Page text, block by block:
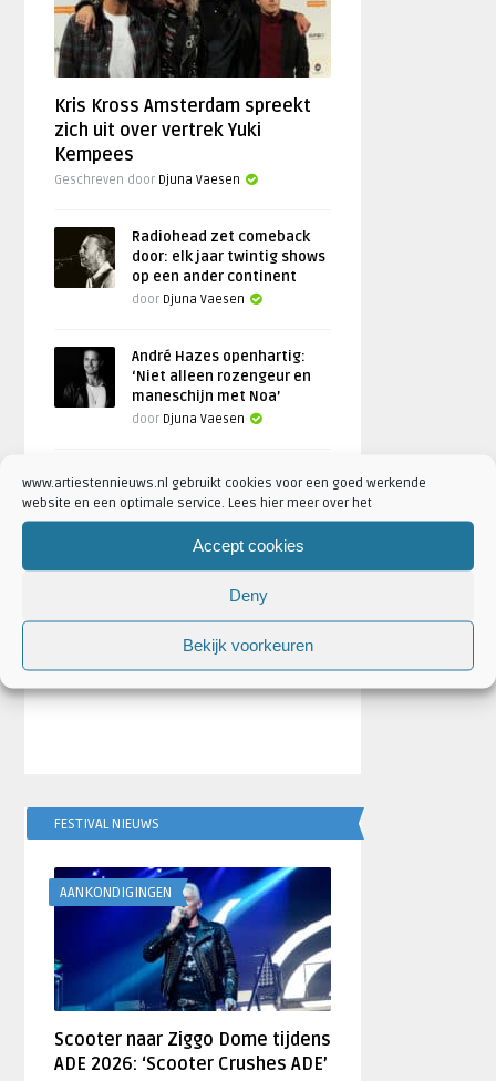
www.artiestennieuws.nl gebruikt cookies voor een goed werkende
website en een optimale service. Lees hier meer over het
Accept cookies
Deny
Bekijk voorkeuren
Kris Kross Amsterdam spreekt
zich uit over vertrek Yuki
Kempees
Geschreven door Djuna Vaesen
Radiohead zet comeback
door: elk jaar twintig shows
op een ander continent
door Djuna Vaesen
André Hazes openhartig:
‘Niet alleen rozengeur en
maneschijn met Noa’
door Djuna Vaesen
FESTIVAL NIEUWS
AANKONDIGINGEN
Scooter naar Ziggo Dome tijdens
ADE 2026: ‘Scooter Crushes ADE’